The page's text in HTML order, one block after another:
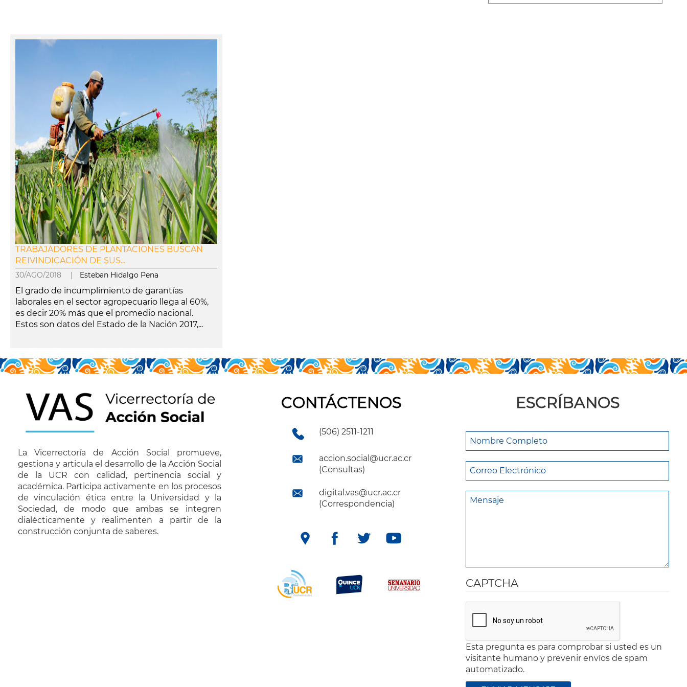
TRABAJADORES DE PLANTACIONES BUSCAN
REIVINDICACIÓN DE SUS...
30/AGO/2018 | Esteban Hidalgo Pena
El grado de incumplimiento de garantías
laborales en el sector agropecuario llega al 60%,
es decir 20% más que el promedio nacional.
Estos son datos del Estado de la Nación 2017,...
La Vicerrectoría de Acción Social promueve,
gestiona y articula el desarrollo de la Acción Social
de la UCR con calidad, pertinencia social y
académica. Participa activamente en los procesos
de vinculación ética entre la Universidad y la
Sociedad, de modo que ambas se integren
dialécticamente y realimenten a partir de la
construcción conjunta de saberes.
CONTÁCTENOS
(506) 2511-1211
accion.social@ucr.ac.cr
(Consultas)
digital.vas@ucr.ac.cr
(Correspondencia)
ESCRÍBANOS
CAPTCHA
Esta pregunta es para comprobar si usted es un
visitante humano y prevenir envíos de spam
automatizado.